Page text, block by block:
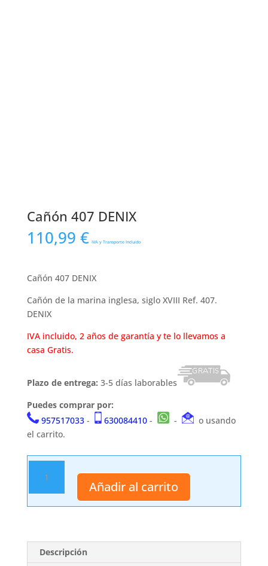
Cañón 407 DENIX
110,99 € IVA y Transporte Incluido
Cañón 407 DENIX
Cañón de la marina inglesa, siglo XVIII Ref. 407.
DENIX
IVA incluido, 2 años de garantía y te lo llevamos a
casa Gratis.
Plazo de entrega: 3-5 días laborables
Puedes comprar por:
957517033- 630084410- -
o usando
el carrito.
DENIX
cantidad
Añadir al carrito
Descripción